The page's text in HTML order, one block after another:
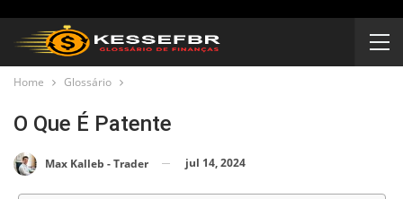
Home Glossário
O Que É Patente
Max Kalleb - Trader jul 14, 2024